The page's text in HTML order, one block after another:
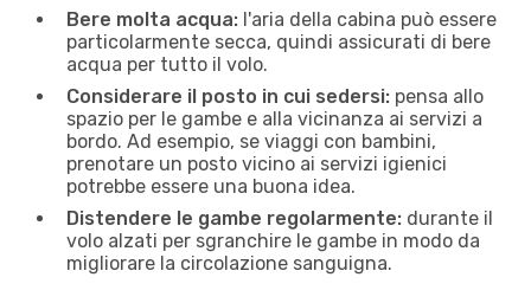
Bere molta acqua: l'aria della cabina può essere
particolarmente secca, quindi assicurati di bere
acqua per tutto il volo.
Considerare il posto in cui sedersi: pensa allo
spazio per le gambe e alla vicinanza ai servizi a
bordo. Ad esempio, se viaggi con bambini,
prenotare un posto vicino ai servizi igienici
potrebbe essere una buona idea.
Distendere le gambe regolarmente: durante il
volo alzati per sgranchire le gambe in modo da
migliorare la circolazione sanguigna.